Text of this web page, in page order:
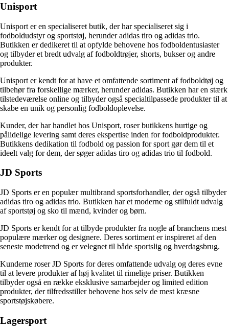
Unisport
Unisport er en specialiseret butik, der har specialiseret sig i
fodboldudstyr og sportstøj, herunder adidas tiro og adidas trio.
Butikken er dedikeret til at opfylde behovene hos fodboldentusiaster
og tilbyder et bredt udvalg af fodboldtrøjer, shorts, bukser og andre
produkter.
Unisport er kendt for at have et omfattende sortiment af fodboldtøj og
tilbehør fra forskellige mærker, herunder adidas. Butikken har en stærk
tilstedeværelse online og tilbyder også specialtilpassede produkter til at
skabe en unik og personlig fodboldoplevelse.
Kunder, der har handlet hos Unisport, roser butikkens hurtige og
pålidelige levering samt deres ekspertise inden for fodboldprodukter.
Butikkens dedikation til fodbold og passion for sport gør dem til et
ideelt valg for dem, der søger adidas tiro og adidas trio til fodbold.
JD Sports
JD Sports er en populær multibrand sportsforhandler, der også tilbyder
adidas tiro og adidas trio. Butikken har et moderne og stilfuldt udvalg
af sportstøj og sko til mænd, kvinder og børn.
JD Sports er kendt for at tilbyde produkter fra nogle af branchens mest
populære mærker og designere. Deres sortiment er inspireret af den
seneste modetrend og er velegnet til både sportslig og hverdagsbrug.
Kunderne roser JD Sports for deres omfattende udvalg og deres evne
til at levere produkter af høj kvalitet til rimelige priser. Butikken
tilbyder også en række eksklusive samarbejder og limited edition
produkter, der tilfredsstiller behovene hos selv de mest kræsne
sportstøjskøbere.
Lagersport